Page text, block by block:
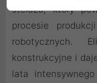
stelażu, który
procesie
robotycznych.
konstrukcyjne i
lata